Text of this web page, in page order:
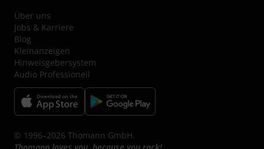
Über uns
Jobs & Karriere
Blog
Kleinanzeigen
Hinweisgebersystem
Audio Professionell
© 1996–2026 Thomann GmbH.